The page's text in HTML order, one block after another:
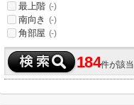
最上階 (-)
南向き (-)
角部屋 (-)
184件が該当